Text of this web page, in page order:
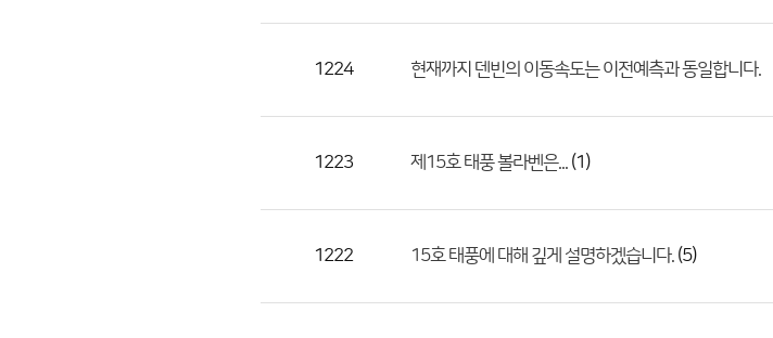
로
제
성
1224 현재까지 덴빈의 이동속도는 이전예측과 동일합니다.
1223 제15호 태풍 볼라벤은... (1)
1222 15호 태풍에 대해 깊게 설명하겠습니다. (5)